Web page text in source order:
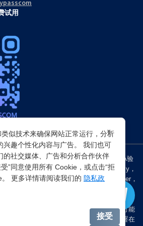
试用
检查，轻松绕过cloudflare验证、CAPTCHA验
爬虫验证，并提供了HTTP API和Proxy，
返回处理；以及 Cloudflare反爬虫设置Referer，
，在中国大陆IP环境下直连时可能
可以通过以下两种方式解决：一是将其部署在
×
似技术来确保网站正常运行，分析
兴趣个性化内容与广告。 我们也可
的社交媒体、广告和分析合作伙伴
”同意使用所有 Cookie，或点击“拒
更多详情请阅读我们的 隐私政
接受